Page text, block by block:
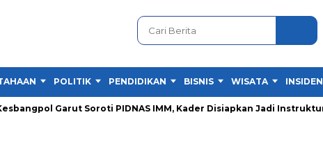
POLITIK PENDIDIKAN BISNIS WISATA INSIDEN
Garut Soroti PIDNAS IMM, Kader Disiapkan Jadi Instruktur